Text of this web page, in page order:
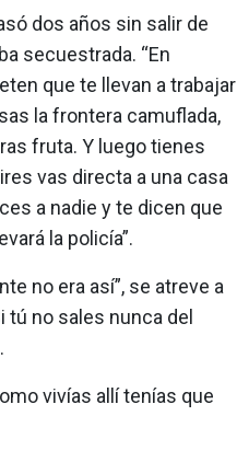
dos años sin salir de
secuestrada. “En
que te llevan a trabajar
la frontera camuflada,
fruta. Y luego tienes
vas directa a una casa
a nadie y te dicen que
la policía”.
no era así”, se atreve a
tú no sales nunca del
vivías allí tenías que